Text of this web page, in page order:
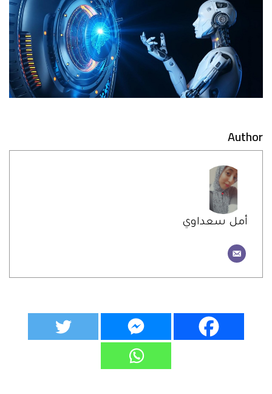
Author
أمل سعداوي